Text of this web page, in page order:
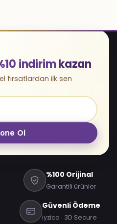
indirimkazan
fırsatlardan ilk sen
Ol
%100 Orijinal
Garantili ürünler
Güvenli Ödeme
iyzico · 3D Secure